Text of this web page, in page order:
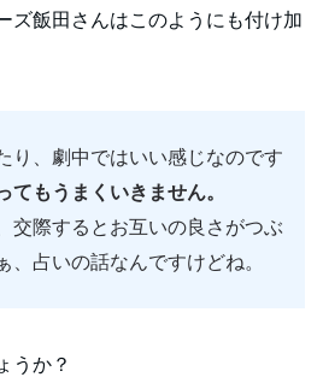
ズ飯田さんはこのようにも付け加
り、劇中ではいい感じなのです
てもうまくいきません。
交際するとお互いの良さがつぶ
、占いの話なんですけどね。
うか？